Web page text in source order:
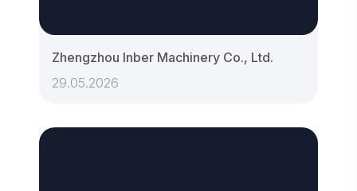
Zhengzhou Inber Machinery Co., Ltd.
29.05.2026